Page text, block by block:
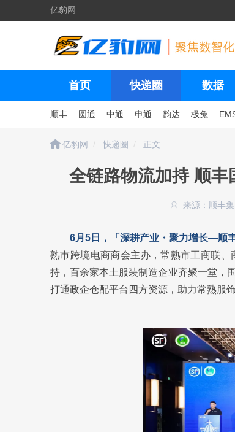
亿豹网
首页 快递圈 数据
顺丰 圆通 中通 申通 韵达 极兔
亿豹网 快递圈 正文
全链路物流加持 顺
来源：顺丰集
6月5日，「深耕产业・聚力增长—顺
熟市跨境电商商会主办，常熟市工商联
持，百余家本土服装制造企业齐聚一堂，
打通政企仓配平台四方资源，助力常熟服